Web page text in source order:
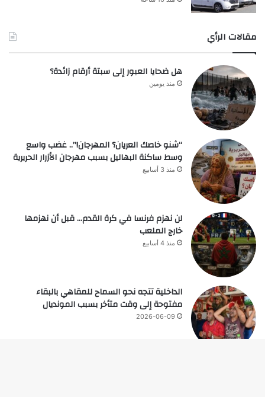
مقالات الرأي
هل ضحايا العبور إلى سبتة أرقام زائدة؟
منذ يومين
“شنو خاصك العريان؟ المهرجان!”.. غضب واسع
وسط ساكنة البهاليل بسبب مهرجان الأزرار الحريرية
منذ 3 أسابيع
لن نهزم فرنسا في كرة القدم… قبل أن نهزمها
خارج الملعب
منذ 4 أسابيع
الداخلية تتجه نحو السماح للمقاهي بالبقاء
مفتوحة إلى وقت متأخر بسبب المونديال
2026-06-09